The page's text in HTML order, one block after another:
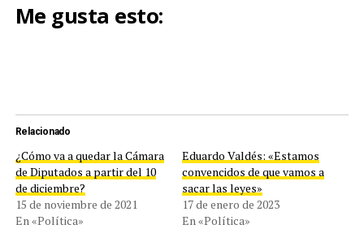
Me gusta esto:
Relacionado
¿Cómo va a quedar la Cámara
de Diputados a partir del 10
de diciembre?
15 de noviembre de 2021
En «Política»
Eduardo Valdés: «Estamos
convencidos de que vamos a
sacar las leyes»
17 de enero de 2023
En «Política»